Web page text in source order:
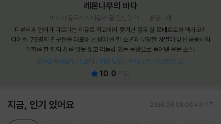
레몬나무의 바다
피부색과 언어가 다르다는 이유로 학교에서 쫓겨난 열두 살 로베르토와 멕시코계
아이들. 75명의 친구들을 대표해 법정에 선 한 소년과 부당한 차별에 맞선 공동체의
실화를 한 편의 시를 읽듯 짧고 리듬감 있는 문장으로 풀어낸 운문 소설.
[단독] 독서집게 / L홀더 / 여름 담요 / 무지 노트 (포인트차감)
10.0
지금, 인기 있어요 2026.08.08 00:40 기준